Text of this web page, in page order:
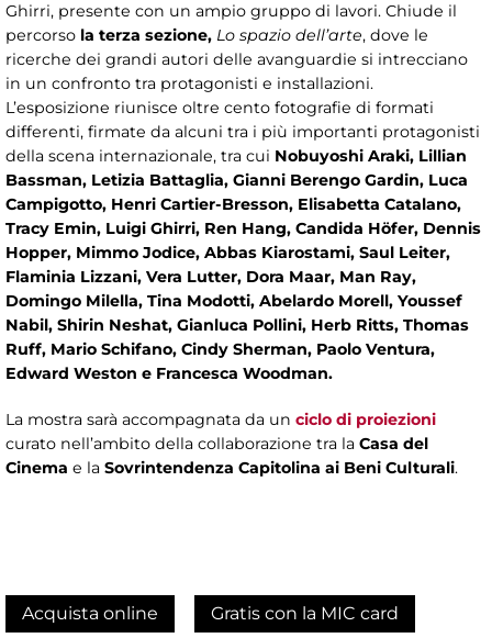
Ghirri, presente con un ampio gruppo di lavori. Chiude il
percorso la terza sezione, Lo spazio dell’arte, dove le
ricerche dei grandi autori delle avanguardie si intrecciano
in un confronto tra protagonisti e installazioni.
L’esposizione riunisce oltre cento fotografie di formati
differenti, firmate da alcuni tra i più importanti protagonisti
della scena internazionale, tra cui Nobuyoshi Araki, Lillian
Bassman, Letizia Battaglia, Gianni Berengo Gardin, Luca
Campigotto, Henri Cartier-Bresson, Elisabetta Catalano,
Tracy Emin, Luigi Ghirri, Ren Hang, Candida Höfer, Dennis
Hopper, Mimmo Jodice, Abbas Kiarostami, Saul Leiter,
Flaminia Lizzani, Vera Lutter, Dora Maar, Man Ray,
Domingo Milella, Tina Modotti, Abelardo Morell, Youssef
Nabil, Shirin Neshat, Gianluca Pollini, Herb Ritts, Thomas
Ruff, Mario Schifano, Cindy Sherman, Paolo Ventura,
Edward Weston e Francesca Woodman.
La mostra sarà accompagnata da un ciclo di proiezioni
curato nell’ambito della collaborazione tra la Casa del
Cinema e la Sovrintendenza Capitolina ai Beni Culturali.
Acquista online Gratis con la MIC card